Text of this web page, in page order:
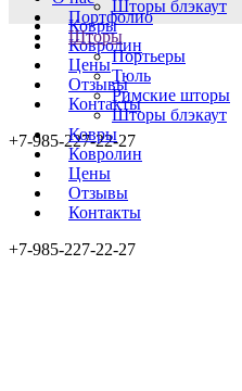
Шторы блэкаут
Ковры
Ковролин
Цены
Отзывы
Контакты
+7-985-227-22-27
Портфолио
Шторы
Портьеры
Тюль
Римские шторы
Шторы блэкаут
Ковры
Ковролин
Цены
Отзывы
Контакты
+7-985-227-22-27